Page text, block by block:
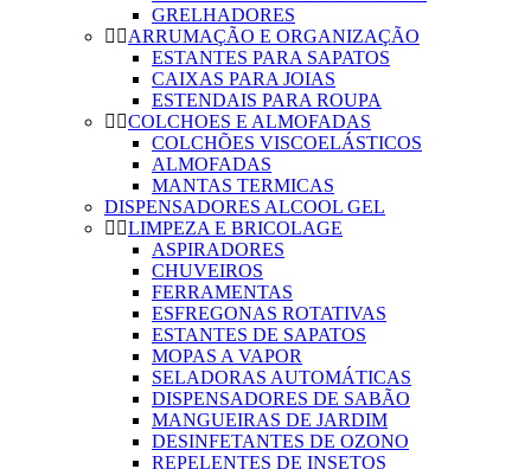
GRELHADORES
ARRUMAÇÃO E ORGANIZAÇÃO
ESTANTES PARA SAPATOS
CAIXAS PARA JOIAS
ESTENDAIS PARA ROUPA
COLCHOES E ALMOFADAS
COLCHÕES VISCOELÁSTICOS
ALMOFADAS
MANTAS TERMICAS
DISPENSADORES ALCOOL GEL
LIMPEZA E BRICOLAGE
ASPIRADORES
CHUVEIROS
FERRAMENTAS
ESFREGONAS ROTATIVAS
ESTANTES DE SAPATOS
MOPAS A VAPOR
SELADORAS AUTOMÁTICAS
DISPENSADORES DE SABÃO
MANGUEIRAS DE JARDIM
DESINFETANTES DE OZONO
REPELENTES DE INSETOS